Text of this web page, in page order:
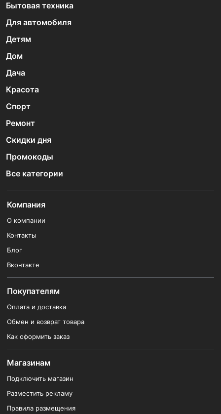
Бытовая техника
Для автомобиля
Детям
Дом
Дача
Красота
Спорт
Ремонт
Скидки дня
Промокоды
Все категории
Компания
О компании
Контакты
Блог
Вконтакте
Покупателям
Оплата и доставка
Обмен и возврат товара
Как оформить заказ
Магазинам
Подключить магазин
Разместить рекламу
Правила размещения